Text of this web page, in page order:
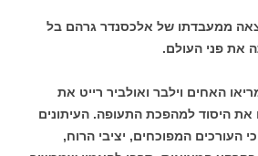
ממעבדתו של אלכסנדר גרהם בל
את פני העולם.
בדצמבר 1903 המריאו האחים וילבר ואולביר רייט את
את היסוד למהפכת התעופה. העיתונים
העורכים המפוכחים, יציבי הרוח,